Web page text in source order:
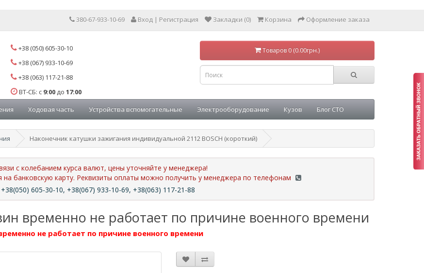
380-67-933-10-69 Вход | Регистрация Закладки (0) Корзина Оформление заказа
+38 (050) 605-30-10
+38 (067) 933-10-69
+38 (063) 117-21-88
ВТ-СБ: с 9:00 до 17:00
Товаров 0 (0.00грн.)
Ходовая часть Устройства вспомогательные Электрооборудование Кузов Блог СТО
Наконечник катушки зажигания индивидуальной 2112 BOSCH (короткий)
с колебанием курса валют, цены уточняйте у менеджера!
на банковскую карту. Реквизиты оплаты можно получить у менеджера по телефонам
+38(050) 605-30-10, +38(067) 933-10-69, +38(063) 117-21-88
временно не работает по причине военного времени
не работает по причине военного времени